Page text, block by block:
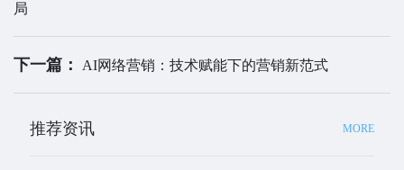
局
下一篇： AI网络营销：技术赋能下的营销新范式
推荐资讯 MORE